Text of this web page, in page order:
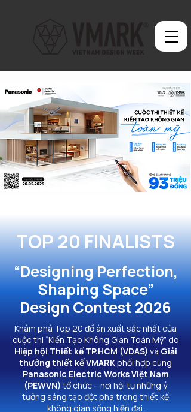
TOP 20 FINALISTS
“Designing Perfection,
Shaping Space”
Design Contest 2026
Khám phá Top 20 đồ án xuất sắc nhất của
cuộc thi “Kiến Tạo Không Gian Toàn Mỹ” do
Hiệp hội Thiết kế TP.HCM (VDAS) và Giải
thưởng thiết kế VMARKphối hợp cùng
Panasonic Electric Works Việt Nam
(PEWVN) tổ chức – nơi hội tụ những ý
tưởng sáng tạo đột phá trong thiết kế
không gian sống hiện đại.